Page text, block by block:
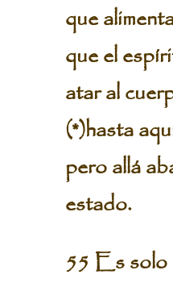
que
que el
atar al
(*)hasta
pero allá
estado.
55 Es solo